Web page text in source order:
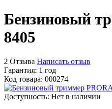
Бензиновый
8405
2 Отзыва Написать отзыв
Гарантия: 1 год
Код товара: 000274
Доступность: Нет в наличии